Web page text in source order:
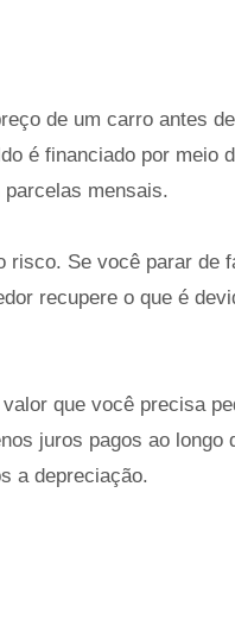
de um carro antes
é financiado por meio
mensais.
risco. Se você parar de
recupere o que é
que você precisa
juros pagos ao longo
a depreciação.